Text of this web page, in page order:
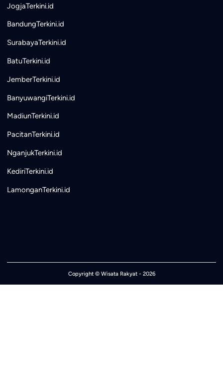
JogjaTerkini.id
BandungTerkini.id
SurabayaTerkini.id
BatuTerkini.id
JemberTerkini.id
BanyuwangiTerkini.id
MadiunTerkini.id
PacitanTerkini.id
NganjukTerkini.id
KediriTerkini.id
LamonganTerkini.id
Copyright © Wisata Rakyat- 2026